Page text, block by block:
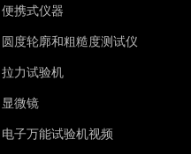
便携式仪器
圆度轮廓和粗糙度测试仪
拉力试验机
显微镜
电子万能试验机视频